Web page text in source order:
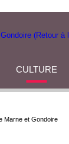
CULTURE
Marne et Gondoire